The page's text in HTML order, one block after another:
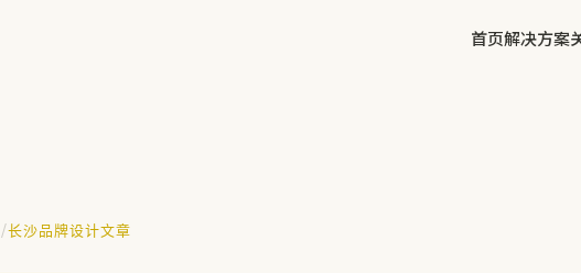
首页解决方案
/长沙品牌设计文章